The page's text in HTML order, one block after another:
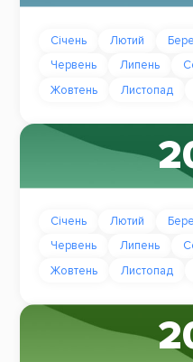
Січень Лютий
Червень
Липень
Жовтень
Листопад
Січень Лютий
Червень
Липень
Жовтень
Листопад